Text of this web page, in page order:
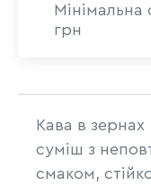
грн
Кава в
суміш з
смаком,